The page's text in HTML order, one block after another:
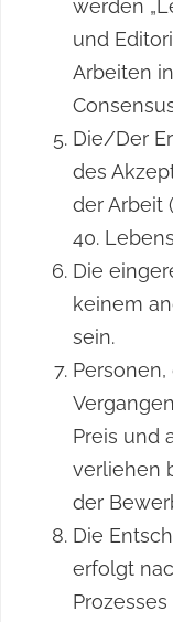
werden
und
Arbeiten
Die/Der
des
der Arbeit
40.
Die
keinem
sein.
Preis und
verliehen
der
Die
erfolgt